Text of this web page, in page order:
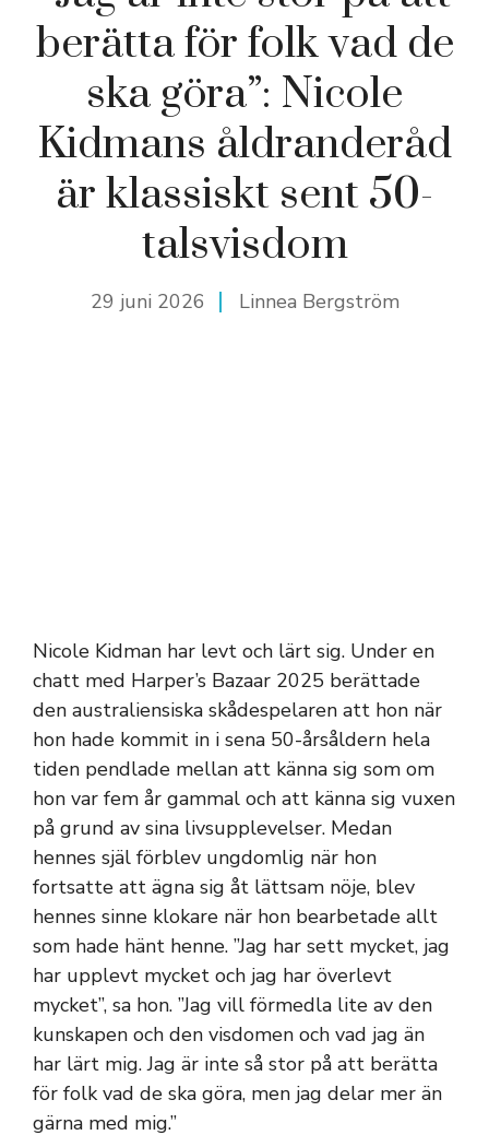
berätta för folk vad de
ska göra”: Nicole
Kidmans åldranderåd
är klassiskt sent 50-
talsvisdom
29 juni 2026 Linnea Bergström
Nicole Kidman har levt och lärt sig. Under en
chatt med Harper’s Bazaar 2025 berättade
den australiensiska skådespelaren att hon när
hon hade kommit in i sena 50-årsåldern hela
tiden pendlade mellan att känna sig som om
hon var fem år gammal och att känna sig vuxen
på grund av sina livsupplevelser. Medan
hennes själ förblev ungdomlig när hon
fortsatte att ägna sig åt lättsam nöje, blev
hennes sinne klokare när hon bearbetade allt
som hade hänt henne. ”Jag har sett mycket, jag
har upplevt mycket och jag har överlevt
mycket”, sa hon. ”Jag vill förmedla lite av den
kunskapen och den visdomen och vad jag än
har lärt mig. Jag är inte så stor på att berätta
för folk vad de ska göra, men jag delar mer än
gärna med mig.”